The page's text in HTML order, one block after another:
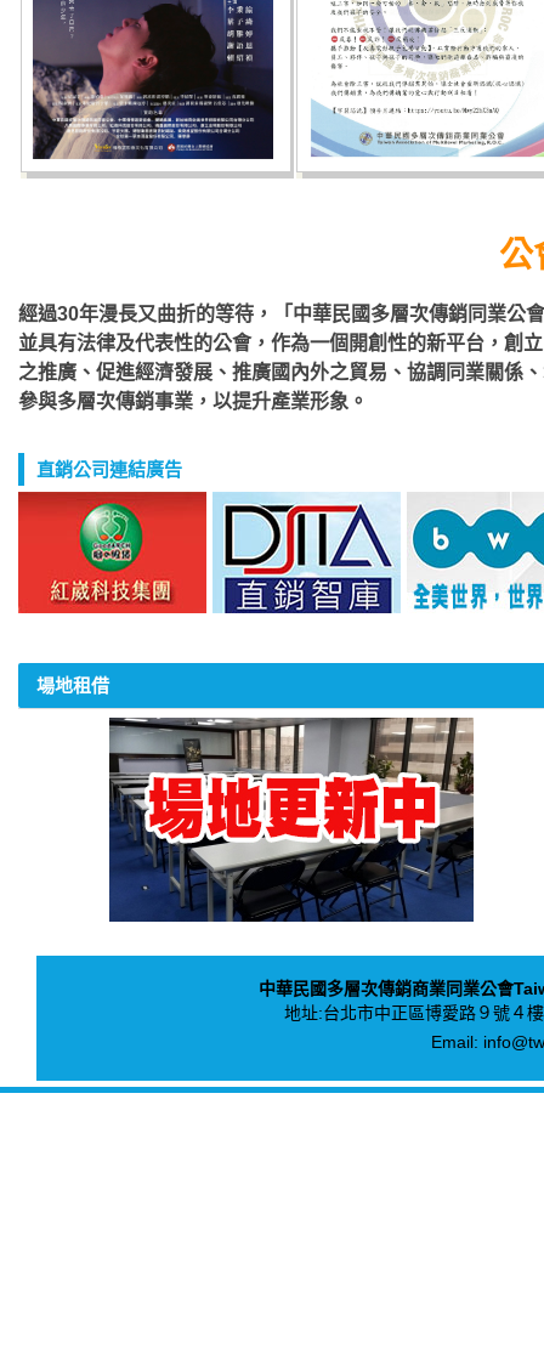
公
經過30年漫長又曲折的等待，「中華民國多層次傳銷同業公
並具有法律及代表性的公會，作為一個開創性的新平台，創
之推廣、促進經濟發展、推廣國內外之貿易、協調同業關係
參與多層次傳銷事業，以提升產業形象。
直銷公司連結廣告
場地租借
中華民國多層次傳銷商業同業公會
地址:台北市中正區博愛路９號４樓
Email: